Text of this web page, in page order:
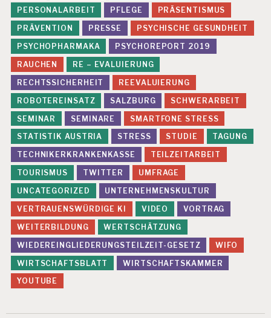
I
O
N
P
S
Y
C
H
IS
C
H
E
G
E
S
U
N
D
H
EI
T
R
E
-
V
PERSONALARBEIT
PFLEGE
PRÄSENTISMUS
PRÄVENTION
PRESSE
PSYCHISCHE GESUNDHEIT
PSYCHOPHARMAKA
PSYCHOREPORT 2019
RAUCHEN
RE – EVALUIERUNG
RECHTSSICHERHEIT
REEVALUIERUNG
ROBOTEREINSATZ
SALZBURG
SCHWERARBEIT
SEMINAR
SEMINARE
SMARTFONE STRESS
STATISTIK AUSTRIA
STRESS STUDIE
TAGUNG
TECHNIKERKRANKENKASSE
TEILZEITARBEIT
TOURISMUS
TWITTER
UMFRAGE
UNCATEGORIZED
UNTERNEHMENSKULTUR
VERTRAUENSWÜRDIGE KI
VIDEO
VORTRAG
WEITERBILDUNG
WERTSCHÄTZUNG
WIEDEREINGLIEDERUNGSTEILZEIT-GESETZ
WIFO
WIRTSCHAFTSBLATT
WIRTSCHAFTSKAMMER
YOUTUBE